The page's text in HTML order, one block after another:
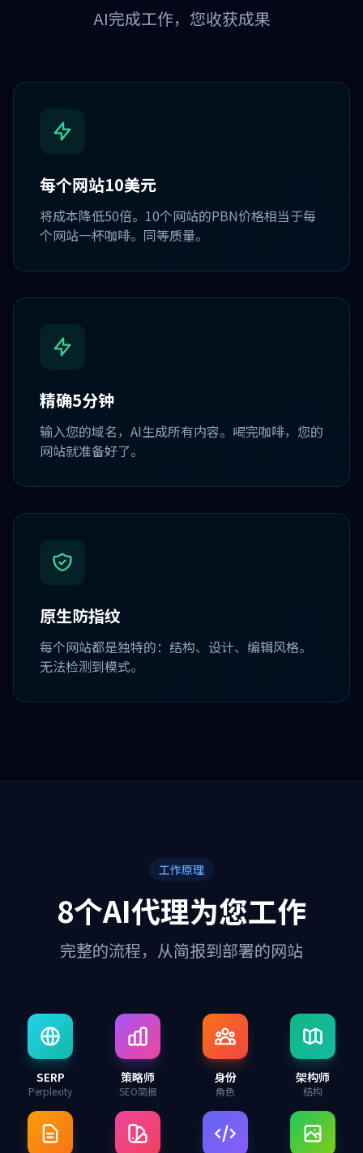
AI完成工作，您收获成果
每个网站10美元
将成本降低50倍。10个网站的PBN价格相当于每
个网站一杯咖啡。同等质量。
精确5分钟
输入您的域名，AI生成所有内容。喝完咖啡，您的
网站就准备好了。
原生防指纹
每个网站都是独特的：结构、设计、编辑风格。
无法检测到模式。
工作原理
8个AI代理为您工作
完整的流程，从简报到部署的网站
SERP
Perplexity
策略师
SEO简报
身份
角色
架构师
结构